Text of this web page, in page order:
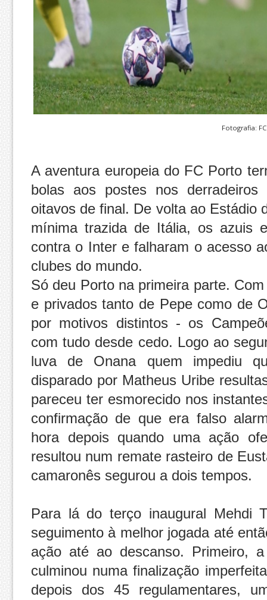
Fotografia:
A aventura europeia do FC Porto
bolas aos postes nos
oitavos de final. De volta ao Estádio
mínima trazida de Itália, os azuis
contra o Inter e falharam o acesso
clubes do mundo.
Só deu Porto na primeira parte.
e privados tanto de Pepe como de
por motivos distintos - os
com tudo desde cedo. Logo ao
luva de Onana quem impediu
disparado por Matheus Uribe
pareceu ter esmorecido nos
confirmação de que era falso
hora depois quando uma ação
resultou num remate rasteiro de
camaronês segurou a dois tempos.
Para lá do terço inaugural Mehdi
seguimento à melhor jogada até
ação até ao descanso. Primeiro,
culminou numa finalização
depois dos 45 regulamentares,